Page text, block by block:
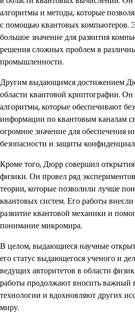
алгоритмы и методы, которые
с помощью квантовых компьютеров.
большое значение для развития
решения сложных проблем в
промышленности.
Другим выдающимся достижением
области квантовой криптографии. Он
алгоритмы, которые обеспечивают
информации по квантовым каналам
огромное значение для обеспечения
безопасности и защиты
Кроме того, Дюрр совершил
физики. Он провел ряд
теории, которые позволили лучше
квантовых систем. Его работы
развитие квантовой механики и
понимание микромира.
В целом, выдающиеся научные
его статус выдающегося ученого и
ведущих авторитетов в области
работы продолжают вносить важный
технологии и вдохновляют других
миру.